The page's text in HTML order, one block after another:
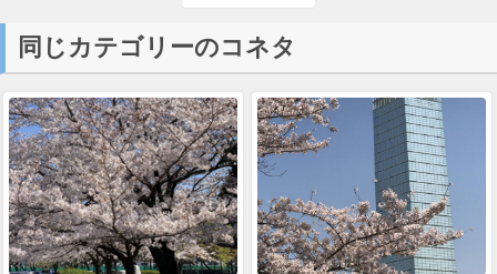
同じカテゴリーのコネタ